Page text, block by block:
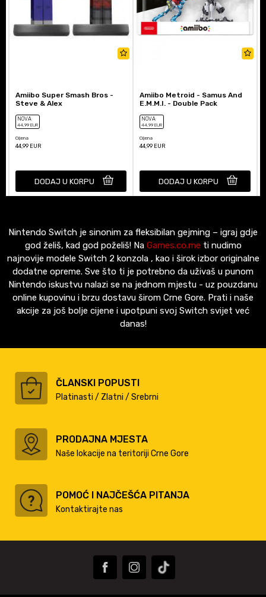
Amiibo Super Smash Bros -
Steve & Alex
NOVA
44,99 EUR
Cijena
44,99 EUR
DODAJ U KORPU
Amiibo Metroid - Samus And
E.M.M.I. - Double Pack
NOVA
44,99 EUR
Cijena
44,99 EUR
DODAJ U KORPU
Nintendo Switch je sinonim za fleksibilan gejming – igraj gdje
god želiš, kad god poželiš! Na Games.co.me ti nudimo
najnovije modele Switch 2 konzola , kao i širok izbor originalne
dodatne opreme. Sve što ti je potrebno da uživaš u punom
Nintendo iskustvu nalazi se na jednom mjestu - uz pouzdanu
online kupovinu i brzu dostavu širom Crne Gore. Prati i naše
akcije za još bolje cijene i upotpuni svoj Switch svijet već
danas!
ČLANSKI POPUSTI
Platinasti / Zlatni / Srebrni
PRODAJNA MJESTA
Naše lokacije na teritoriji Crne Gore
POMOĆ I NAJČEŠĆA PITANJA
Kontaktirajte nas